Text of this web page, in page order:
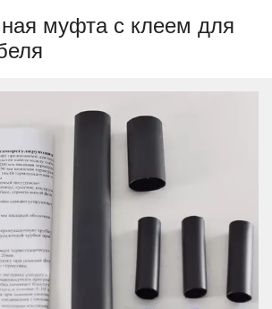
муфта с клеем для